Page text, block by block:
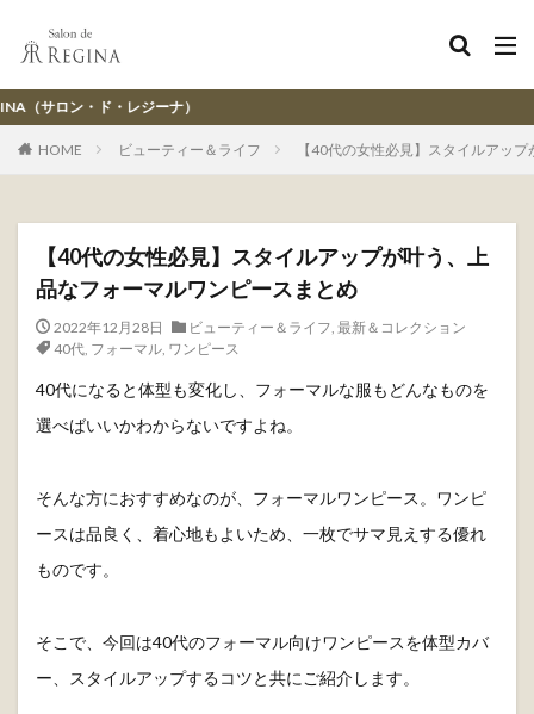
HOME ビューティー＆ライフ 【40代の女性必見】スタイルアッ
【40代の女性必見】スタイルアップが叶う、上
品なフォーマルワンピースまとめ
2022年12月28日 ビューティー＆ライフ, 最新＆コレクション
40代, フォーマル, ワンピース
40代になると体型も変化し、フォーマルな服もどんなものを
選べばいいかわからないですよね。
そんな方におすすめなのが、フォーマルワンピース。ワンピ
ースは品良く、着心地もよいため、一枚でサマ見えする優れ
ものです。
そこで、今回は40代のフォーマル向けワンピースを体型カバ
ー、スタイルアップするコツと共にご紹介します。